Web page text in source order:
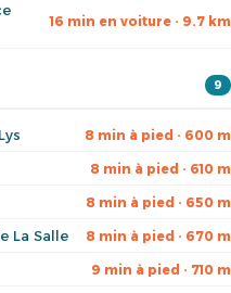
16 min en voiture · 9.7 km
9
8 min à pied · 600 m
8 min à pied · 610 m
8 min à pied · 650 m
La Salle 8 min à pied · 670 m
9 min à pied · 710 m